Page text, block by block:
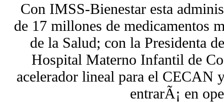
Con IMSS-Bienestar esta
de 17 millones de medicamentos
de la Salud; con la Presidenta
Hospital Materno Infantil de
acelerador lineal para el CECAN
entrarÃ¡ en